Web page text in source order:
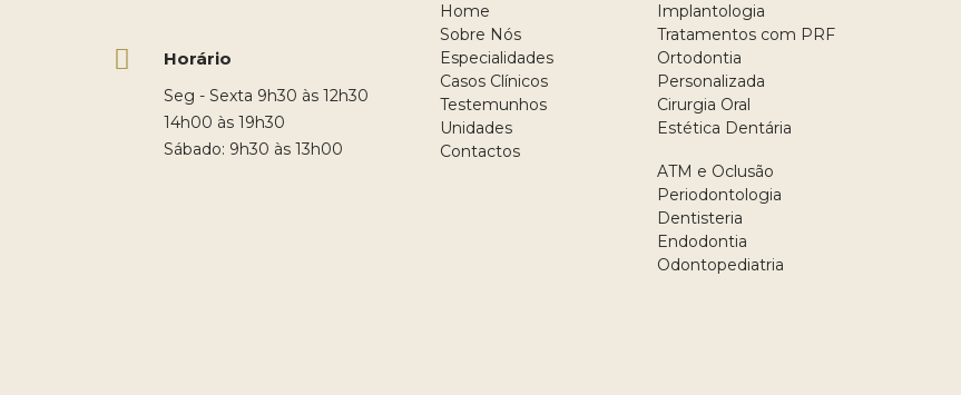
Horário
Seg - Sexta 9h30 às 12h30
14h00 às 19h30
Sábado: 9h30 às 13h00
Home
Sobre Nós
Especialidades
Casos Clínicos
Testemunhos
Unidades
Contactos
Implantologia
Tratamentos com PRF
Ortodontia
Personalizada
Cirurgia Oral
Estética Dentária
ATM e Oclusão
Periodontologia
Dentisteria
Endodontia
Odontopediatria